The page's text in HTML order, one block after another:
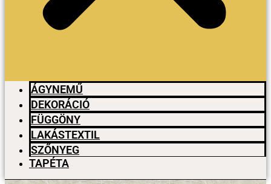
ÁGYNEMŰ
DEKORÁCIÓ
FÜGGÖNY
LAKÁSTEXTIL
SZŐNYEG
TAPÉTA